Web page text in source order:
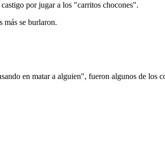
por jugar a los "carritos chocones".
más se burlaron.
en matar a alguien", fueron algunos de los